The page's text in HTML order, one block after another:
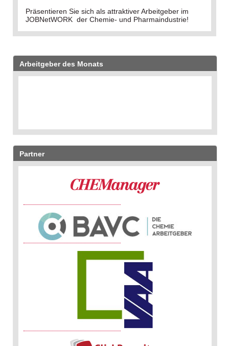
Präsentieren Sie sich als attraktiver Arbeitgeber im
JOBNetWORK der Chemie- und Pharmaindustrie!
Arbeitgeber des Monats
Partner